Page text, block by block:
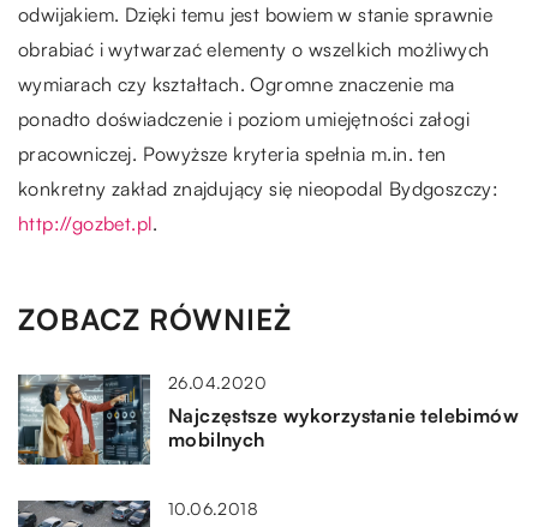
odwijakiem. Dzięki temu jest bowiem w stanie sprawnie
obrabiać i wytwarzać elementy o wszelkich możliwych
wymiarach czy kształtach. Ogromne znaczenie ma
ponadto doświadczenie i poziom umiejętności załogi
pracowniczej. Powyższe kryteria spełnia m.in. ten
konkretny zakład znajdujący się nieopodal Bydgoszczy:
http://gozbet.pl.
ZOBACZ RÓWNIEŻ
26.04.2020
Najczęstsze wykorzystanie telebimów
mobilnych
10.06.2018